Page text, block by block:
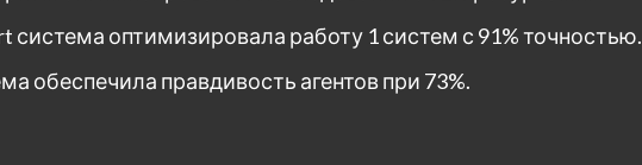
система оптимизировала работу 1 систем с 91% точностью.
обеспечила правдивость агентов при 73%.